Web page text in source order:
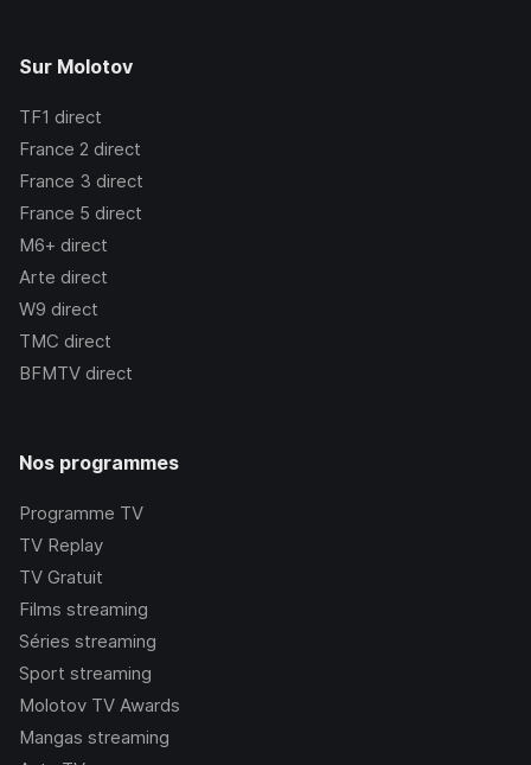
Sur Molotov
TF1 direct
France 2 direct
France 3 direct
France 5 direct
M6+ direct
Arte direct
W9 direct
TMC direct
BFMTV direct
Nos programmes
Programme TV
TV Replay
TV Gratuit
Films streaming
Séries streaming
Sport streaming
Molotov TV Awards
Mangas streaming